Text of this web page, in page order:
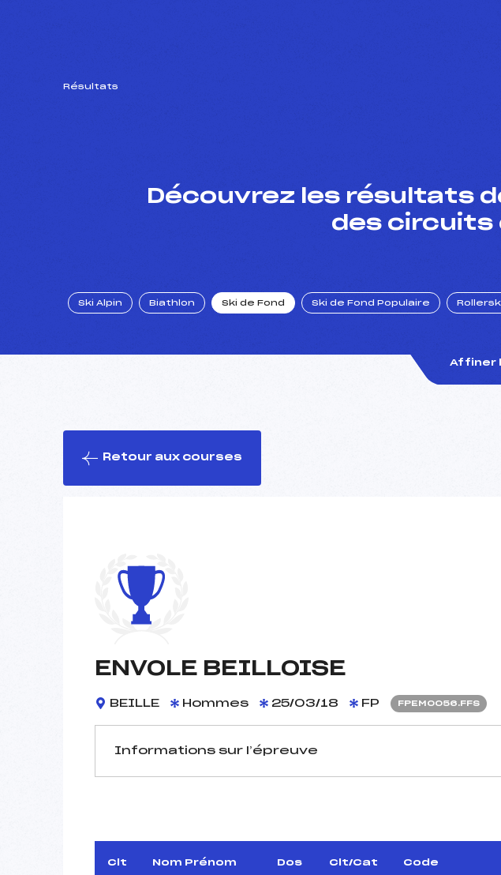
Résultats
Découvrez les résultats
des circuits
Ski Alpin Biathlon Ski de Fond Ski de Fond Populaire
Affiner
Retour aux courses
ENVOLE BEILLOISE
BEILLE Hommes 25/03/18 FP FPEM0056.FFS
Informations sur l’épreuve
D.T Adjoint :
–
Dir. Epreuve :
BOSC OLIVIER (PE)
Clt Nom Prénom Dos Clt/Cat Code